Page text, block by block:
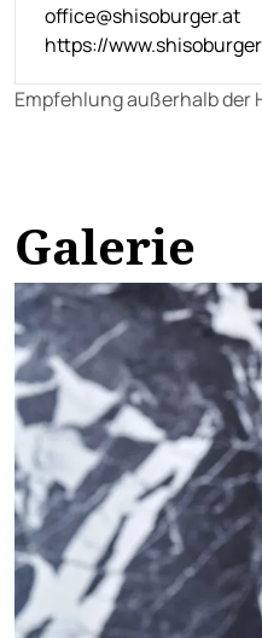
office@shisoburger.at
https://
Empfehlung außerhalb der
Galerie